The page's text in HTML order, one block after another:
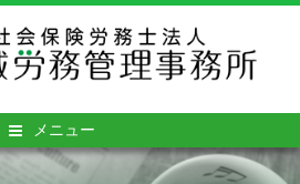
メニュー